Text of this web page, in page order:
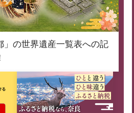
」の世界遺産一覧表への記